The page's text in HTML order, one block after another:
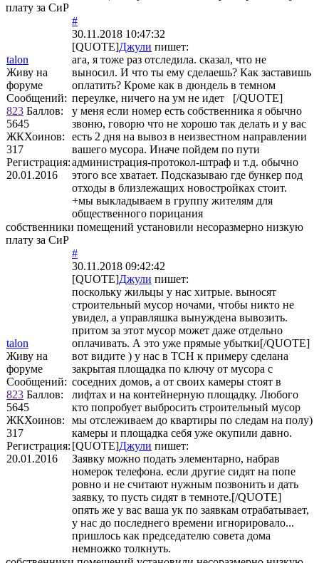
плату за СиР
talon
Живу на
форуме
Сообщений:
823 Баллов:
5645
ЖКХоинов:
317
Регистрация:
20.01.2016
#
30.11.2018 10:47:32
[QUOTE]Джули пишет:
ага, я тоже раз отследила. сказал, что не
выносил. И что ты ему сделаешь? Как заставишь
оплатить? Кроме как в дюндель в темном
переулке, ничего на ум не идет [/QUOTE]
у меня если номер есть собственника я обычно
звоню, говорю что не хорошо так делать и у вас
есть 2 дня на вывоз в неизвестном направлении
вашего мусора. Иначе пойдем по пути
администрация-протокол-штраф и т.д. обычно
этого все хватает. Подсказываю где бункер под
отходы в близлежащих новостройках стоит.
+мы выкладываем в группу жителям для
общественного порицания
собственники помещений установили несоразмерно низкую
плату за СиР
talon
Живу на
форуме
Сообщений:
823 Баллов:
5645
ЖКХоинов:
317
Регистрация:
20.01.2016
#
30.11.2018 09:42:42
[QUOTE]Джули пишет:
поскольку жильцы у нас хитрые. выносят
строительный мусор ночами, чтобы никто не
увидел, а управляшка вынуждена вывозить.
притом за этот мусор может даже отдельно
оплачивать. А это уже прямые убытки[/QUOTE]
вот видите ) у нас в ТСН к примеру сделана
закрытая площадка по ключу от мусора с
соседних домов, а от своих камеры стоят в
лифтах и на контейнерную площадку. Любого
кто попробует выбросить строительный мусор
мы отслеживаем до квартиры по следам на полу)
камеры и площадка себя уже окупили давно.
[QUOTE]Джули пишет:
Заявку можно подать элементарно, набрав
номерок телефона. если другие сидят на попе
ровно и не считают нужным позвонить и дать
заявку, то пусть сидят в темноте.[/QUOTE]
опять же у вас ваша ук по заявкам отрабатывает,
у нас до последнего времени игнорировало...
пришлось как председателю совета дома
немножко толкнуть.